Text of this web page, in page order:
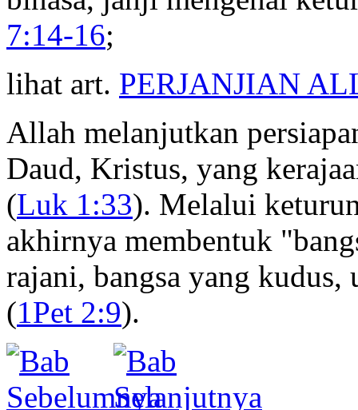
7:14-16;
lihat art. PERJANJIAN
Allah melanjutkan
Daud, Kristus, yang
(Luk 1:33). Melalui
akhirnya membentuk
rajani, bangsa yang
(1Pet 2:9).